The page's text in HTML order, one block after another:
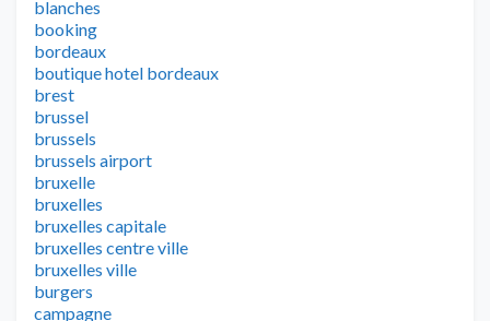
blanches
booking
bordeaux
boutique hotel bordeaux
brest
brussel
brussels
brussels airport
bruxelle
bruxelles
bruxelles capitale
bruxelles centre ville
bruxelles ville
burgers
campagne